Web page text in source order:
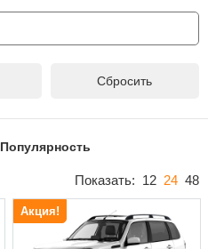
Сбросить
Популярность
Показать: 12 24 48
Акция!